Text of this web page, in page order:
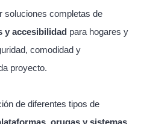
soluciones completas de
y accesibilidad para hogares y
comodidad y
proyecto.
de diferentes tipos de
orugas y sistemas